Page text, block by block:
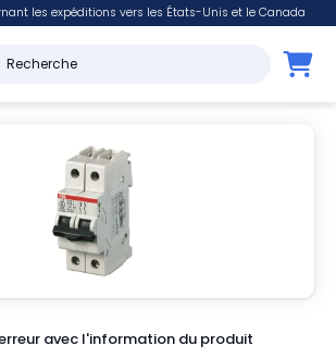
les expéditions vers les États-Unis et le Canada
avec l'information du produit